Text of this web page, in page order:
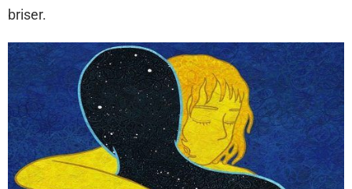
briser.